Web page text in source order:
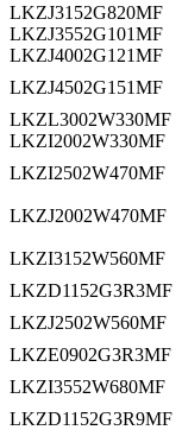
LKZJ3152G820MF
LKZJ3552G101MF
LKZJ4002G121MF
LKZJ4502G151MF
LKZL3002W330MF
LKZI2002W330MF
LKZI2502W470MF
LKZJ2002W470MF
LKZI3152W560MF
LKZD1152G3R3MF
LKZJ2502W560MF
LKZE0902G3R3MF
LKZI3552W680MF
LKZD1152G3R9MF